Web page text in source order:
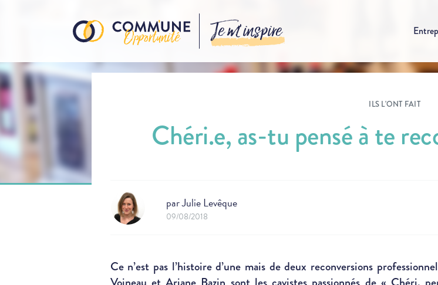
Je m’inspire
ILS L'ONT FAIT
Chéri.e, as-tu pensé à te
parJulie Levêque
09/08/2018
Ce n’est pas l’histoire d’une mais de deux reconversions